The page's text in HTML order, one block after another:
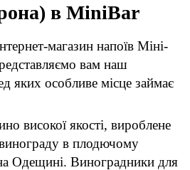
в MiniBar
магазин напоїв Міні-
вам наш
яких особливе місце займає
високої якості, вироблене
в плодючому
Одещині. Виноградники для